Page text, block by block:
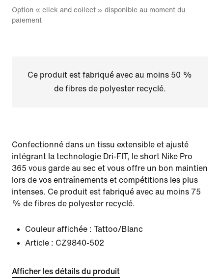
Option « click and collect » disponible au moment du
paiement
Ce produit est fabriqué avec au moins 50 %
de fibres de polyester recyclé.
Confectionné dans un tissu extensible et ajusté
intégrant la technologie Dri-FIT, le short Nike Pro
365 vous garde au sec et vous offre un bon maintien
lors de vos entraînements et compétitions les plus
intenses. Ce produit est fabriqué avec au moins 75
% de fibres de polyester recyclé.
Couleur affichée : Tattoo/Blanc
Article : CZ9840-502
Afficher les détails du produit